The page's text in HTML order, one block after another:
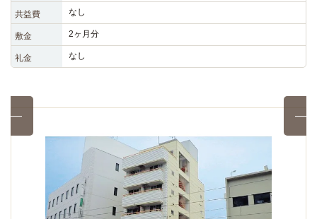
共益費 なし
敷金 2ヶ月分
礼金 なし